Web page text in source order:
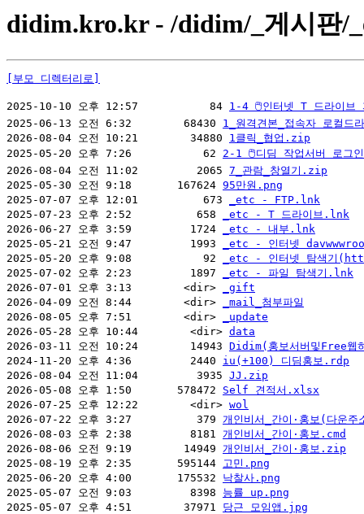
didim.kro.kr - /didim/_게시판/
[부모 디렉터리로]
2025-10-10 오후 12:57           84 1-4 🖱인터넷 T 드라이
2025-06-13 오전 6:32        68430 1_원격견본_접속자 로컬드
2026-08-04 오전 10:21        34880 1클릭_협업.zip
2025-05-20 오후 7:26           62 2-1 🖱디딤 작업서버 로그
2026-08-04 오전 11:02         2065 7_관람_창열기.zip
2025-05-30 오전 9:18       167624 95만원.png
2025-07-07 오후 12:01          673
_etc - FTP.lnk
2025-07-23 오후 2:52          658
_etc - T 드라이브.lnk
2026-06-27 오후 3:59         1724
_etc - 내부.lnk
2025-05-21 오전 9:47         1993
_etc - 인터넷
2025-05-20 오후 9:08           92
_etc - 인터넷 탐색기
2025-07-02 오후 2:23         1897
_etc - 파일 탐색기.lnk
2026-07-01 오후 3:13        <dir>
_gift
2026-04-09 오전 8:44        <dir>
_mail_첨부파일
2026-08-05 오후 7:51        <dir>
_update
2026-05-28 오후 10:44        <dir> data
2026-03-11 오전 10:24        14943 Didim(홍보서버및Free
2024-11-20 오후 4:36         2440 iu(+100) 디딤홍보.rdp
2026-08-04 오전 11:04         3935 JJ.zip
2026-05-08 오후 1:50       578472 Self 견적서.xlsx
2026-07-25 오후 12:22        <dir> wol
2026-07-22 오후 3:27          379 개인비서_간이·홍보(다운
2026-08-03 오후 2:38         8181 개인비서_간이·홍보.cmd
2026-08-06 오전 9:19        14949 개인비서_간이·홍보.zip
2025-08-19 오후 2:35       595144 고민.png
2025-06-20 오후 4:00       175532 낙찰사.png
2025-05-07 오전 9:03         8398 능률 up.png
2025-05-07 오후 4:51        37971 당근 모임앱.jpg